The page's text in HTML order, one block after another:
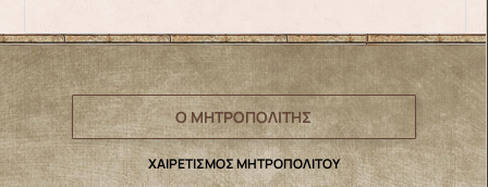
Ο ΜΗΤΡΟΠΟΛΙΤΗΣ
ΧΑΙΡΕΤΙΣΜΟΣ ΜΗΤΡΟΠΟΛΙΤΟΥ